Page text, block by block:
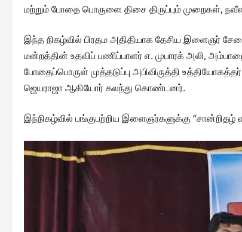
மற்றும் போதை பொருளை திசை திருப்பும் முறைகள்,
இந்த நிகழ்வில் பிரதம அதிதியாக தேசிய இளைஞர்
மன்றத்தின் உதவிப் பணிப்பாளர் எ. முபாரக் அலி,
போதைப்பொருள் முத்தடுப்பு அபிவிருத்தி
ஜெயராஜா ஆகியோர் கலந்து கொண்டனர்.
இந்நிகழ்வில் பங்குபற்றிய இளைஞர்களுக்கு